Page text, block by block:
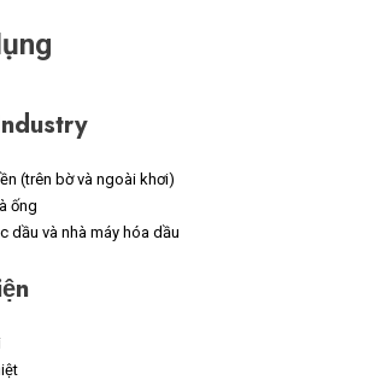
(trên bờ và ngoài khơi)
ống
dầu và nhà máy hóa dầu